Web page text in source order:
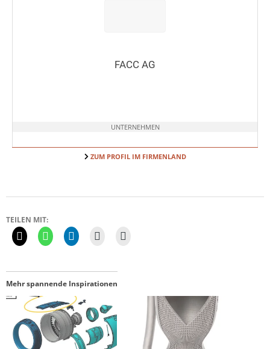
FACC AG
UNTERNEHMEN
ZUM PROFIL IM FIRMENLAND
TEILEN MIT:
Mehr spannende Inspirationen